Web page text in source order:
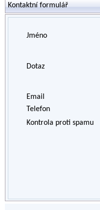
Kontaktní formulář
Jméno
Dotaz
Email
Telefon
Kontrola proti spamu